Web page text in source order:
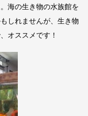
海の生き物の水族館を
しれませんが、生き物
オススメです！